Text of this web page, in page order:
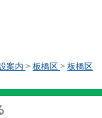
案内 > 板橋区 > 板橋区